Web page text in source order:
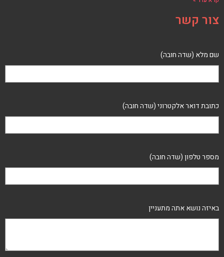
צור קשר
שם מלא (שדה חובה)
כתובת דואר אלקטרוני (שדה חובה)
מספר טלפון (שדה חובה)
באיזה נושא אתה מתעניין